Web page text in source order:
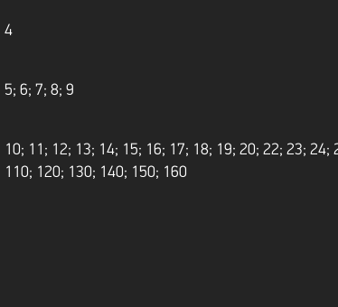
4
5; 6; 7; 8; 9
10; 11; 12; 13; 14; 15; 16; 17; 18; 19; 20; 22; 23;
110; 120; 130; 140; 150; 160